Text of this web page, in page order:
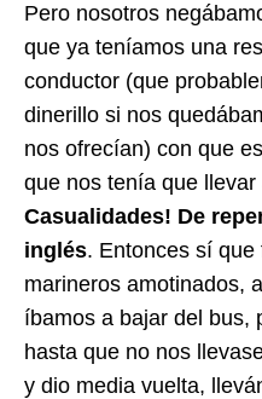
Pero nosotros
que ya teníamos una
conductor (que
dinerillo si nos
nos ofrecían) con que
que nos tenía que llevar
Casualidades! De
inglés. Entonces sí que
marineros amotinados,
íbamos a bajar del bus,
hasta que no nos
y dio media vuelta,